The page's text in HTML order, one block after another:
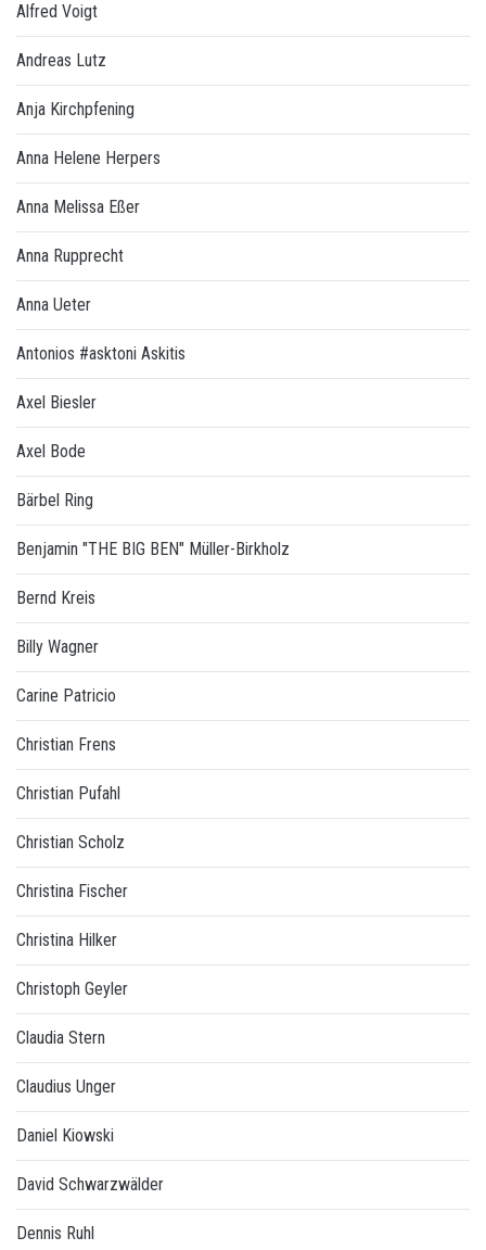
Alfred Voigt
Andreas Lutz
Anja Kirchpfening
Anna Helene Herpers
Anna Melissa Eßer
Anna Rupprecht
Anna Ueter
Antonios #asktoni Askitis
Axel Biesler
Axel Bode
Bärbel Ring
Benjamin "THE BIG BEN" Müller-Birkholz
Bernd Kreis
Billy Wagner
Carine Patricio
Christian Frens
Christian Pufahl
Christian Scholz
Christina Fischer
Christina Hilker
Christoph Geyler
Claudia Stern
Claudius Unger
Daniel Kiowski
David Schwarzwälder
Dennis Ruhl